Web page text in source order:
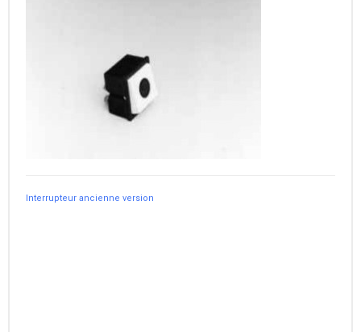
Interrupteur ancienne version